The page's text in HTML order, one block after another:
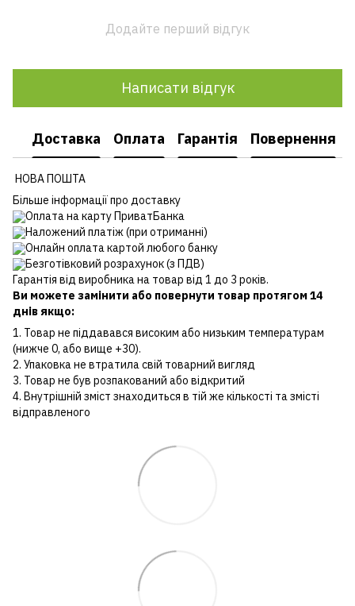
Додайте перший відгук
Написати відгук
Доставка Оплата Гарантія Повернення
НОВА ПОШТА
Більше інформації про доставку
Оплата на карту ПриватБанка
Наложений платіж (при отриманні)
Онлайн оплата картой любого банку
Безготівковий розрахунок (з ПДВ)
Гарантія від виробника на товар від 1 до 3 років.
Ви можете замінити або повернути товар протягом 14
днів якщо:
1. Товар не піддавався високим або низьким температурам
(нижче 0, або вище +30).
2. Упаковка не втратила свій товарний вигляд
3. Товар не був розпакований або відкритий
4. Внутрішній зміст знаходиться в тій же кількості та змісті
відправленого